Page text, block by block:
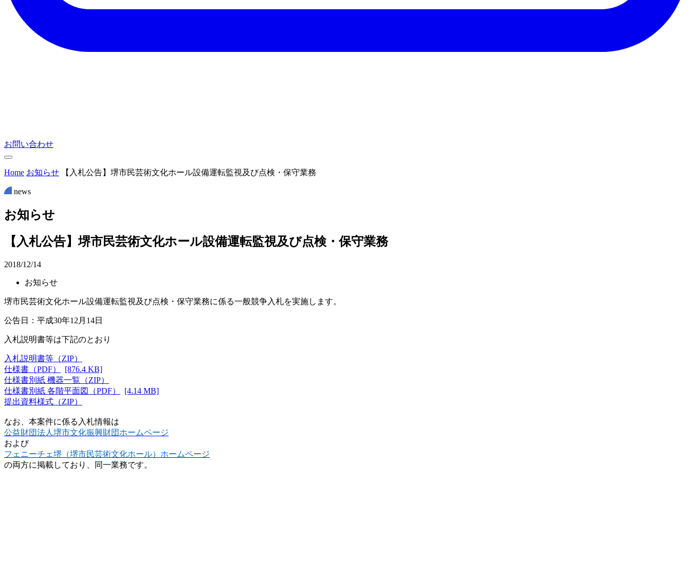
お問い合わせ
Home お知らせ 【入札公告】堺市民芸術文化ホール設備運転監視及び点検・保守業務
news
お知らせ
【入札公告】堺市民芸術文化ホール設備運転監視及び点検・保守業務
2018/12/14
お知らせ
堺市民芸術文化ホール設備運転監視及び点検・保守業務に係る一般競争入札を実施します。
公告日：平成30年12月14日
入札説明書等は下記のとおり
入札説明書等（ZIP）
仕様書（PDF）
[876.4 KB]
仕様書別紙 機器一覧（ZIP）
仕様書別紙 各階平面図（PDF）
[4.14 MB]
提出資料様式（ZIP）
なお、本案件に係る入札情報は
公益財団法人堺市文化振興財団ホームページ
および
フェニーチェ堺（堺市民芸術文化ホール）ホームページ
の両方に掲載しており、同一業務です。